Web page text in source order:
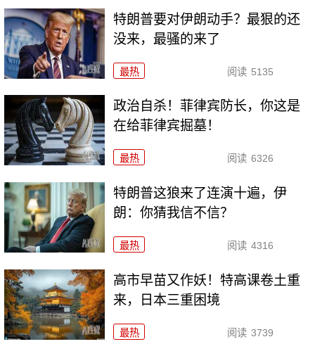
特朗普要对伊朗动手？最狠的还
没来，最骚的来了
最热 阅读 5135
政治自杀！菲律宾防长，你这是
在给菲律宾掘墓！
最热 阅读 6326
特朗普这狼来了连演十遍，伊
朗：你猜我信不信？
最热 阅读 4316
高市早苗又作妖！特高课卷土重
来，日本三重困境
最热 阅读 3739